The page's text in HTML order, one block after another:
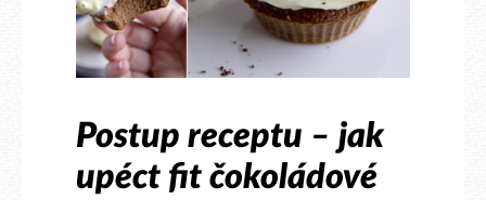
Postup receptu – jak
upéct fit čokoládové